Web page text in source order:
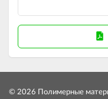
© 2026 Полимерные